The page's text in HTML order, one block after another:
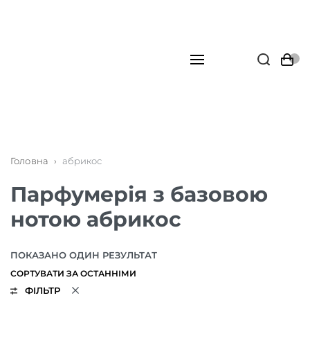
Головна › абрикос
Парфумерія з базовою
нотою абрикос
ПОКАЗАНО ОДИН РЕЗУЛЬТАТ
ФІЛЬТР